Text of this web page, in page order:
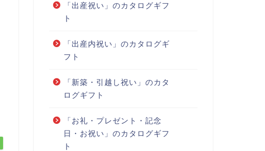
「出産祝い」のカタログギフ
ト
「出産内祝い」のカタログギ
フト
「新築・引越し祝い」のカタ
ログギフト
「お礼・プレゼント・記念
日・お祝い」のカタログギフ
ト